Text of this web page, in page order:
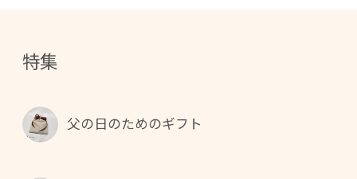
特集
父の日のためのギフト